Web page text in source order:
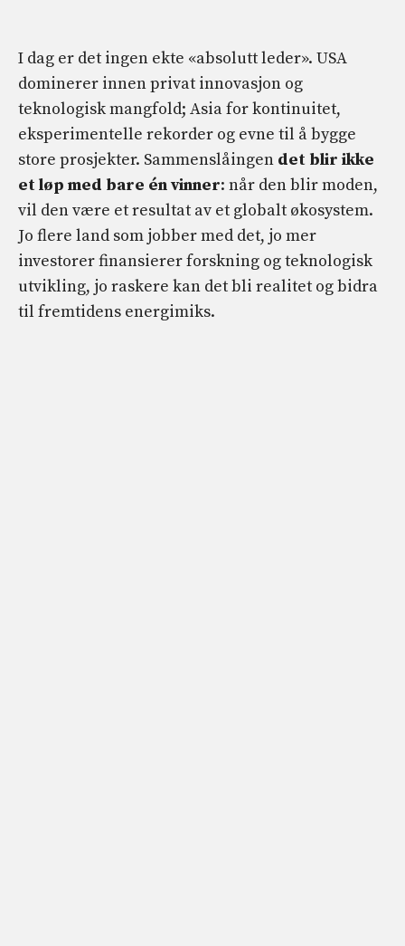
I dag er det ingen ekte «absolutt leder». USA
dominerer innen privat innovasjon og
teknologisk mangfold; Asia for kontinuitet,
eksperimentelle rekorder og evne til å bygge
store prosjekter. Sammenslåingen det blir ikke
et løp med bare én vinner: når den blir moden,
vil den være et resultat av et globalt økosystem.
Jo flere land som jobber med det, jo mer
investorer finansierer forskning og teknologisk
utvikling, jo raskere kan det bli realitet og bidra
til fremtidens energimiks.